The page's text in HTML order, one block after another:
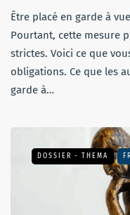
Être placé en garde à
Pourtant, cette mesure
strictes. Voici ce que
obligations. Ce que les
garde à…
DOSSIER - THEMA